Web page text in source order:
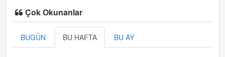
Çok Okunanlar
BUGÜN BU HAFTA BU AY